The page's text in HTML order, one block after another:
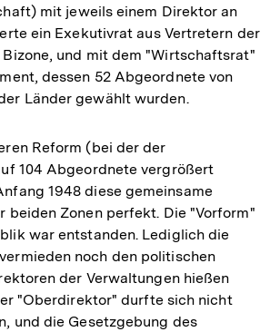
mit jeweils einem Direktor an
ein Exekutivrat aus Vertretern der
und mit dem "Wirtschaftsrat"
dessen 52 Abgeordnete von
Länder gewählt wurden.
Reform (bei der der
104 Abgeordnete vergrößert
1948 diese gemeinsame
beiden Zonen perfekt. Die "Vorform"
war entstanden. Lediglich die
noch den politischen
der Verwaltungen hießen
"Oberdirektor" durfte sich nicht
und die Gesetzgebung des